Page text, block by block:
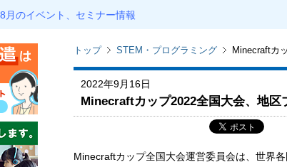
8月のイベント、セミナー情報
トップ STEM・プログラミング Minecraftカ
2022年9月16日
Minecraftカップ2022全国大会、地区
Minecraftカップ全国⼤会運営委員会は、世界